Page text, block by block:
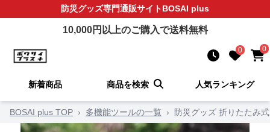
防災グッズ専門通販サイトBOSAI plus
10,000円以上のご購入で送料無料
0 0
新着商品 商品を検索 人気ランキング
BOSAI plus TOP › 多機能ツールの一覧 › 防災グッズ 折りたたみ